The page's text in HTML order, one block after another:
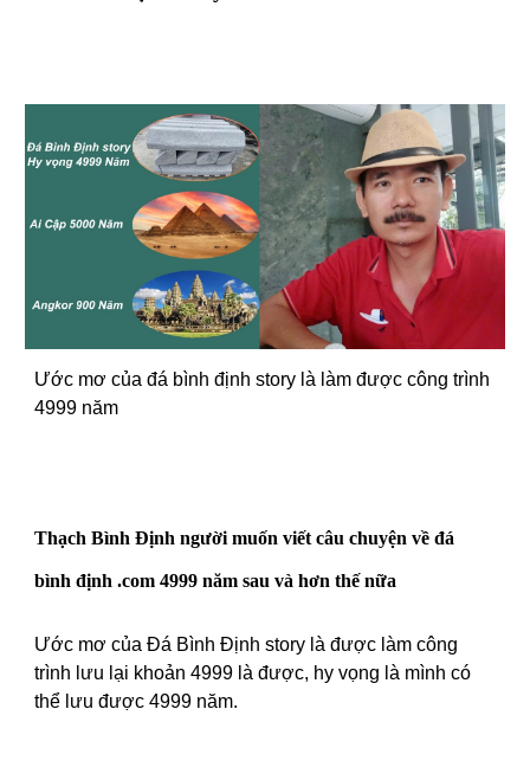
Ước mơ của đá bình định story là làm được công trình
4999 năm
Thạch Bình Định người muốn viết câu chuyện về đá
bình định .com 4999 năm sau và hơn thế nữa
Ước mơ của Đá Bình Định story là được làm công
trình lưu lại khoản 4999 là được, hy vọng là mình có
thể lưu được 4999 năm.